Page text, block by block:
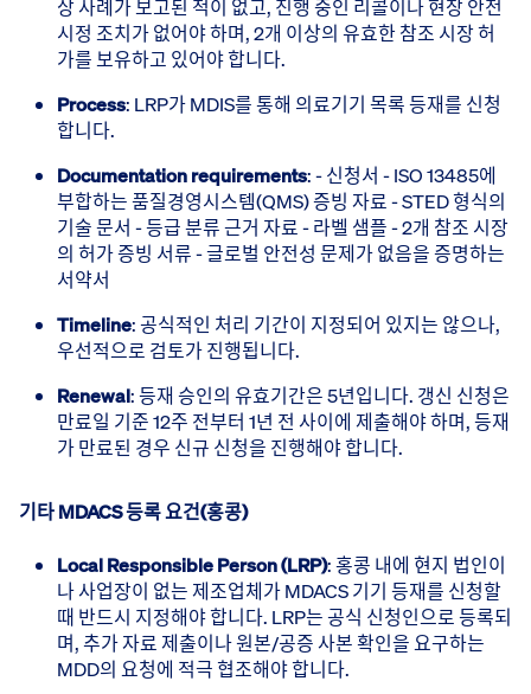
상 사례가 보고된 적이 없고, 진행 중인 리콜이나 현장 안전
시정 조치가 없어야 하며, 2개 이상의 유효한 참조 시장 허
가를 보유하고 있어야 합니다.
Process: LRP가 MDIS를 통해 의료기기 목록 등재를 신청
합니다.
Documentation requirements: - 신청서 - ISO 13485에
부합하는 품질경영시스템(QMS) 증빙 자료 - STED 형식의
기술 문서 - 등급 분류 근거 자료 - 라벨 샘플 - 2개 참조 시장
의 허가 증빙 서류 - 글로벌 안전성 문제가 없음을 증명하는
서약서
Timeline: 공식적인 처리 기간이 지정되어 있지는 않으나,
우선적으로 검토가 진행됩니다.
Renewal: 등재 승인의 유효기간은 5년입니다. 갱신 신청은
만료일 기준 12주 전부터 1년 전 사이에 제출해야 하며, 등재
가 만료된 경우 신규 신청을 진행해야 합니다.
기타 MDACS 등록 요건(홍콩)
Local Responsible Person (LRP): 홍콩 내에 현지 법인이
나 사업장이 없는 제조업체가 MDACS 기기 등재를 신청할
때 반드시 지정해야 합니다. LRP는 공식 신청인으로 등록되
며, 추가 자료 제출이나 원본/공증 사본 확인을 요구하는
MDD의 요청에 적극 협조해야 합니다.